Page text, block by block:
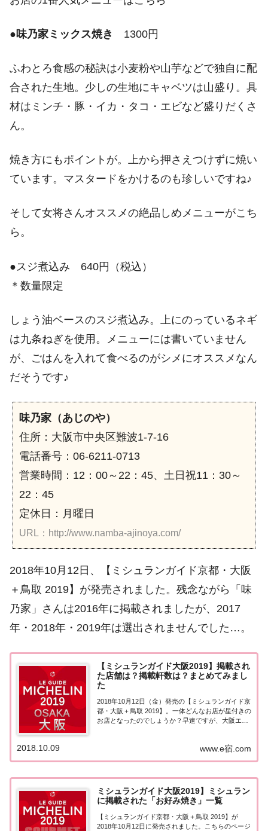
●味乃家ミックス焼き 1300円
ふわとろ食感の秘訣は小麦粉や山芋などで独自に配
合された生地。少しの生地にキャベツは山盛り。具
材はミンチ・豚・イカ・タコ・エビなど盛りだくさ
ん。
焼き方にもポイントが。上から押さえつけずに焼い
ています。マスタードをかけるのも珍しいですね♪
そして女将さんオススメの絶品しめメニューがこち
ら。
●スジ煮込み 640円（税込）
＊数量限定
しょう油ベースのスジ煮込み。上にのっているネギ
は九条ねぎを使用。メニューには書いていません
が、ごはんを入れて食べるのがシメにオススメなん
だそうです♪
味乃家（あじのや）
住所：大阪市中央区難波1-7-16
電話番号：06-6211-0713
営業時間：12：00～22：45、土日祝11：30～
22：45
定休日：月曜日
URL：http://www.namba-ajinoya.com/
2018年10月12日、【ミシュランガイド京都・大阪
＋鳥取 2019】が発売されました。残念ながら「味
乃家」さんは2016年に掲載されましたが、2017
年・2018年・2019年は選出されませんでした…。
【ミシュランガイド大阪2019】掲載され
た店舗は？掲載軒数は？まとめてみまし
た
2018年10月12日（金）発売の【ミシュランガイド京
都・大阪＋鳥取 2019】。一体どんなお店が星付きの
お店となったのでしょうか？早速ですが、大阪エリ
www.e宿.com
2018.10.09
ミシュランガイド大阪2019】ミシュラン
に掲載された「お好み焼き」一覧
【ミシュランガイド京都・大阪＋鳥取 2019】が
2018年10月12日に発売されました。こちらのページ